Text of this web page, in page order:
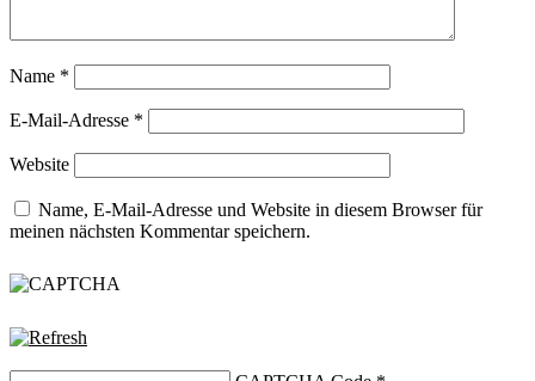
Name *
E-Mail-Adresse *
Website
Name, E-Mail-Adresse und Website in diesem Browser für
meinen nächsten Kommentar speichern.